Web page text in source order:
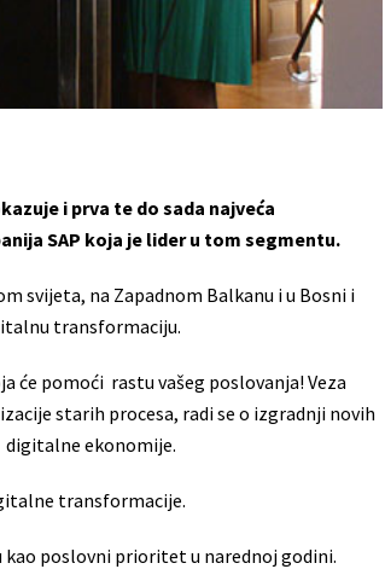
i prva te do sada najveća
SAP koja je lider u tom segmentu.
svijeta, na Zapadnom Balkanu i u Bosni i
transformaciju.
će pomoći rastu vašeg poslovanja! Veza
starih procesa, radi se o izgradnji novih
digitalne ekonomije.
transformacije.
kao poslovni prioritet u narednoj godini.